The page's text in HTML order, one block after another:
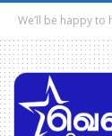
Skip
content
We’ll be happy to